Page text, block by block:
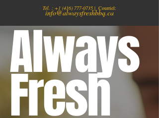
Tél. : +1 (416) 777-0735 | Courriel:
info@alwaysfreshbbq.ca
Always
Fresh